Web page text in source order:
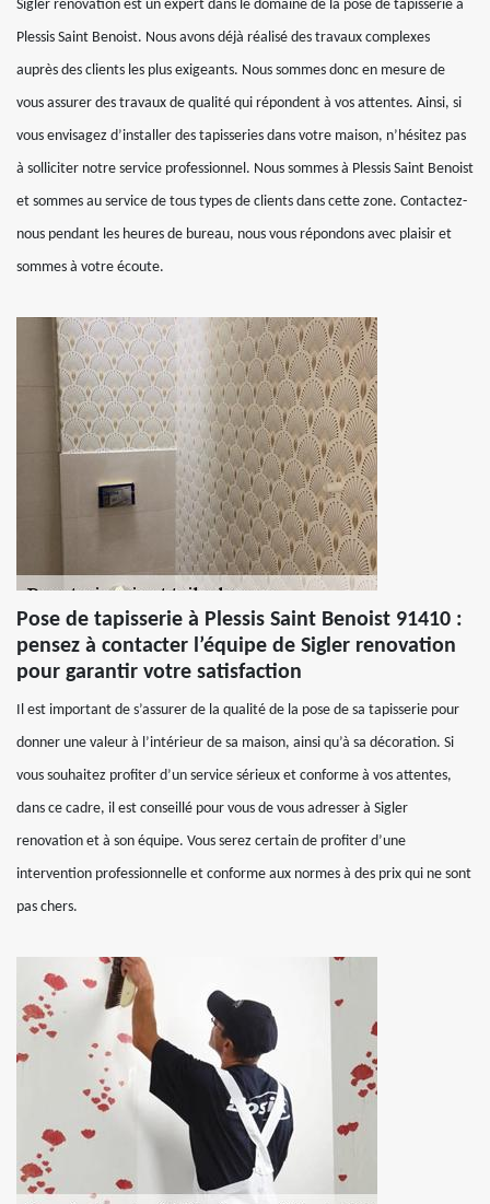
Sigler renovation est un expert dans le domaine de la pose de tapisserie à
Plessis Saint Benoist. Nous avons déjà réalisé des travaux complexes
auprès des clients les plus exigeants. Nous sommes donc en mesure de
vous assurer des travaux de qualité qui répondent à vos attentes. Ainsi, si
vous envisagez d’installer des tapisseries dans votre maison, n’hésitez pas
à solliciter notre service professionnel. Nous sommes à Plessis Saint Benoist
et sommes au service de tous types de clients dans cette zone. Contactez-
nous pendant les heures de bureau, nous vous répondons avec plaisir et
sommes à votre écoute.
Pose de tapisserie à Plessis Saint Benoist 91410 :
pensez à contacter l’équipe de Sigler renovation
pour garantir votre satisfaction
Il est important de s’assurer de la qualité de la pose de sa tapisserie pour
donner une valeur à l’intérieur de sa maison, ainsi qu’à sa décoration. Si
vous souhaitez profiter d’un service sérieux et conforme à vos attentes,
dans ce cadre, il est conseillé pour vous de vous adresser à Sigler
renovation et à son équipe. Vous serez certain de profiter d’une
intervention professionnelle et conforme aux normes à des prix qui ne sont
pas chers.